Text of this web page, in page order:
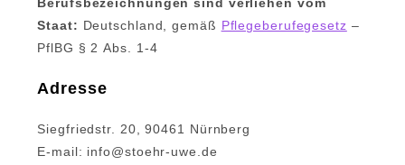
Staat: Deutschland, gemäß Pflegeberufegesetz –
PflBG § 2 Abs. 1-4
Adresse
Siegfriedstr. 20, 90461 Nürnberg
E-mail: info@stoehr-uwe.de